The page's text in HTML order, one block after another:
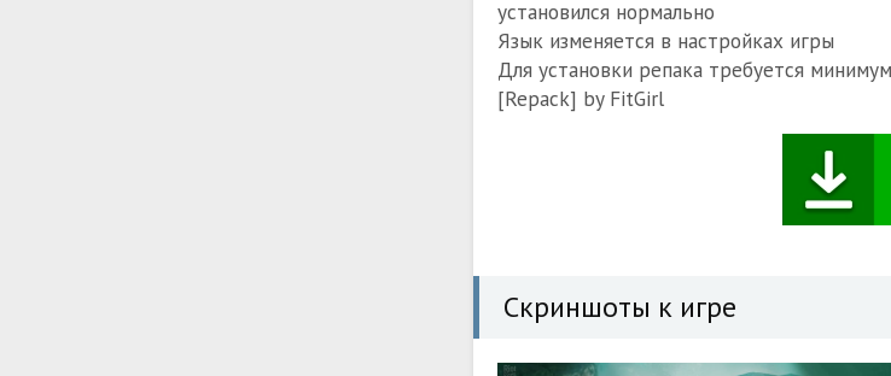
установился нормально
Язык изменяется в настройках игры
Для установки репака требуется
[Repack] by FitGirl
Скриншоты к игре